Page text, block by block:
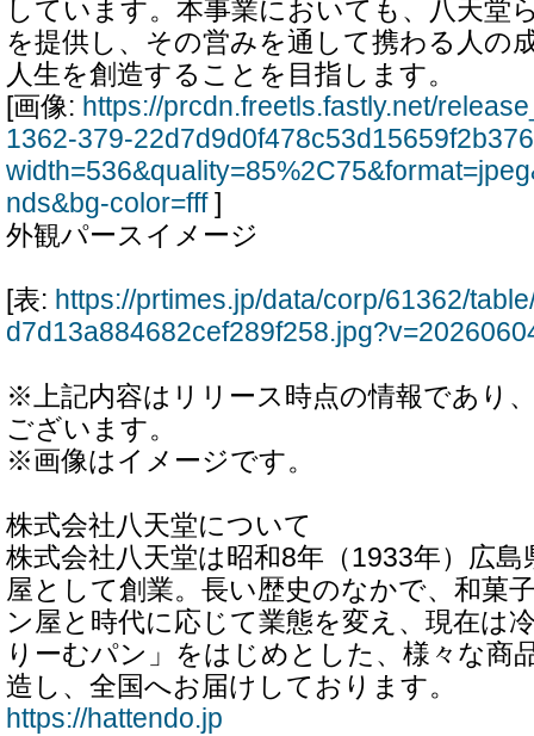
しています。本事業においても、八天堂
を提供し、その営みを通して携わる人の
人生を創造することを目指します。
[画像: https://prcdn.freetls.fastly.net/
1362-379-
nds&bg-color=fff]
外観パースイメージ
[表: https://prtimes.jp/data/corp/61362/
※上記内容はリリース時点の情報であり
ございます。
※画像はイメージです。
株式会社八天堂について
株式会社八天堂は昭和8年（1933年）広
屋として創業。長い歴史のなかで、和菓
ン屋と時代に応じて業態を変え、現在は
りーむパン」をはじめとした、様々な商
造し、全国へお届けしております。
https://hattendo.jp